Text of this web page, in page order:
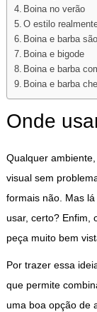
Boina no verão
O estilo
Boina e barba
Boina e bigode
Boina e barba
Boina e barba
Onde
Qualquer
visual sem
formais não. Mas
usar, certo? Enfim,
peça muito bem
Por trazer essa
que permite
uma boa opção de